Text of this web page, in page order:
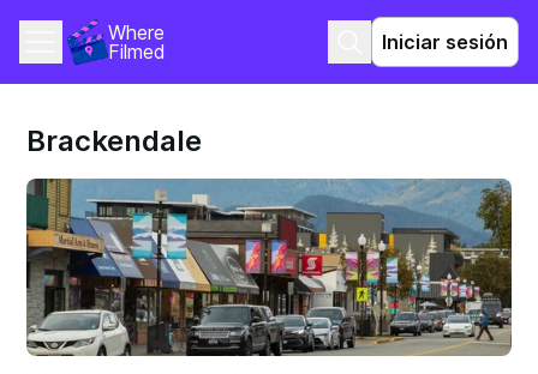
Where
Filmed
Iniciar sesión
Brackendale